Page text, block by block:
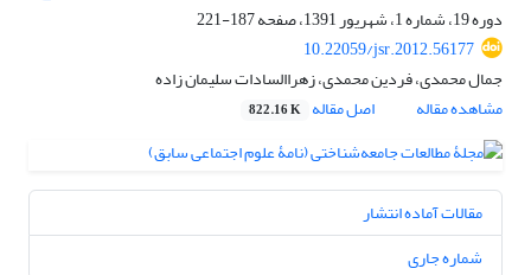
دوره 19، شماره 1، شهریور 1391، صفحه
187-221
10.22059/jsr.2012.56177
جمال محمدی، فردین محمدی، زهراالسادات سلیمان زاده
مشاهده مقاله
اصل مقاله 822.16 K
مقالات آماده انتشار
شماره جاری